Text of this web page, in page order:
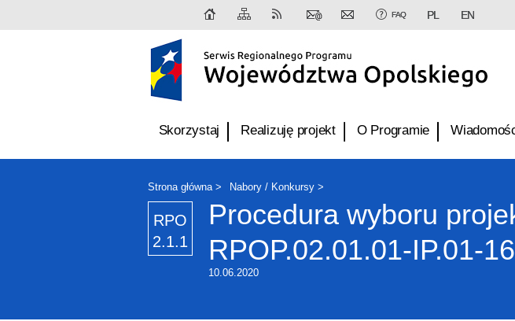
FAQ PL EN
Skorzystaj Realizuję projekt O Programie
Strona główna Nabory / Konkursy
RPO
2.1.1
Procedura wyboru
RPOP.02.01.01-IP.01-
10.06.2020